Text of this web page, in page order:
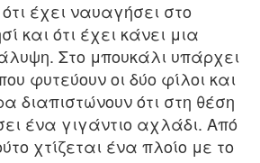
έχει ναυαγήσει στο
και ότι έχει κάνει μια
Στο μπουκάλι υπάρχει
φυτεύουν οι δύο φίλοι και
διαπιστώνουν ότι στη θέση
ένα γιγάντιο αχλάδι. Από
χτίζεται ένα πλοίο με το